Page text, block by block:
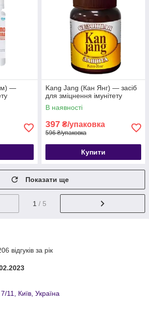
—
Kang Jang (Кан Янг) — засіб
для зміцнення імунітету
В наявності
397 ₴/упаковка
596 ₴/упаковка
Купити
Показати ще
1 / 5
відгуків за рік
11, Київ, Україна